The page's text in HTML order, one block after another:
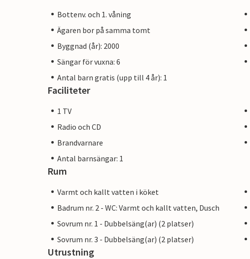
Bottenv. och 1. våning
Ägaren bor på samma tomt
Byggnad (år): 2000
Sängar för vuxna: 6
Antal barn gratis (upp till 4 år): 1
Faciliteter
1 TV
Radio och CD
Brandvarnare
Antal barnsängar: 1
Rum
Varmt och kallt vatten i köket
Badrum nr. 2 - WC: Varmt och kallt vatten, Dusch
Sovrum nr. 1 - Dubbelsäng(ar) (2 platser)
Sovrum nr. 3 - Dubbelsäng(ar) (2 platser)
Utrustning